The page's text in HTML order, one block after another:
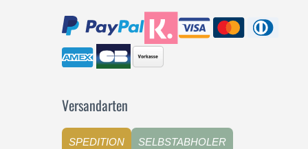
Versandarten
SPEDITION SELBSTABHOLER